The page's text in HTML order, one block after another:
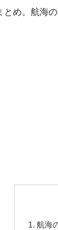
め。航海
航海